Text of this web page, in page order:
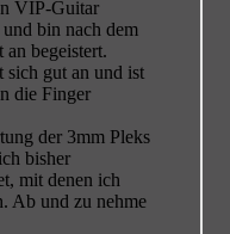
VIP-Guitar
bin nach dem
begeistert.
sich gut an und ist
die Finger
der 3mm Pleks
bisher
mit denen ich
Ab und zu nehme